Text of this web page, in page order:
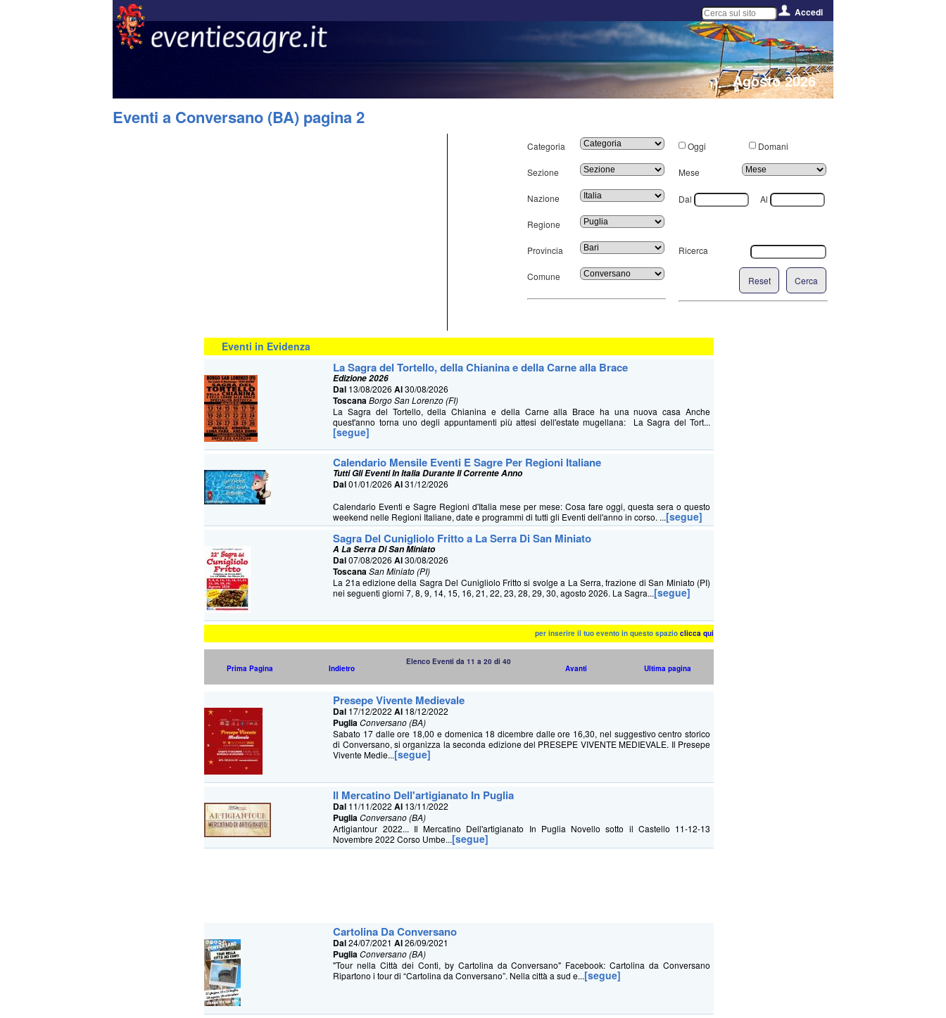
Accedi
Agosto 2026
Eventi a Conversano (BA) pagina 2
Categoria
Sezione
Nazione
Regione
Provincia
Comune
Oggi Domani
Mese
Dal Al
Ricerca
Cerca
Reset
Eventi in Evidenza
La Sagra del Tortello, della Chianina e della Carne alla Brace
Edizione 2026
Dal 13/08/2026Al30/08/2026
ToscanaBorgo San Lorenzo (FI)
La Sagra del Tortello, della Chianina e della Carne alla Brace ha una nuova casa Anche
quest'anno torna uno degli appuntamenti più attesi dell'estate mugellana: La Sagra del Tort...
[segue]
Calendario Mensile Eventi E Sagre Per Regioni Italiane
Tutti Gli Eventi In Italia Durante Il Corrente Anno
Dal01/01/2026Al31/12/2026
Calendario Eventi e Sagre Regioni d'Italia mese per mese: Cosa fare oggi, questa sera o questo
weekend nelle Regioni Italiane, date e programmi di tutti gli Eventi dell'anno in corso. ...[segue]
Sagra Del Cunigliolo Fritto a La Serra Di San Miniato
A La Serra Di San Miniato
Dal07/08/2026Al30/08/2026
ToscanaSan Miniato (PI)
La 21a edizione della Sagra Del Cunigliolo Fritto si svolge a La Serra, frazione di San Miniato (PI)
nei seguenti giorni 7, 8, 9, 14, 15, 16, 21, 22, 23, 28, 29, 30, agosto 2026. La Sagra...[segue]
per inserire il tuo evento in questo spazio clicca qui
Prima Pagina Indietro
Elenco Eventi da 11 a 20 di 40
Avanti Ultima pagina
Presepe Vivente Medievale
Dal 17/12/2022Al 18/12/2022
PugliaConversano (BA)
Sabato 17 dalle ore 18,00 e domenica 18 dicembre dalle ore 16,30, nel suggestivo centro storico
di Conversano, si organizza la seconda edizione del PRESEPE VIVENTE MEDIEVALE. Il Presepe
Vivente Medie...[segue]
Il Mercatino Dell'artigianato In Puglia
Dal 11/11/2022Al 13/11/2022
PugliaConversano (BA)
Artigiantour 2022... Il Mercatino Dell'artigianato In Puglia Novello sotto il Castello 11-12-13
Novembre 2022 Corso Umbe...[segue]
Cartolina Da Conversano
Dal24/07/2021Al26/09/2021
PugliaConversano (BA)
"Tour nella Città dei Conti, by Cartolina da Conversano" Facebook: Cartolina da Conversano
Ripartono i tour di “Cartolina da Conversano”. Nella città a sud e...[segue]